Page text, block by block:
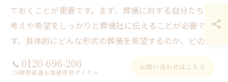
ておくことが重要です。まず、葬儀に対する自分たちの
考えや希望をしっかりと葬儀社に伝えることが必要で
す。具体的にどんな形式の葬儀を希望するのか、どのよ
は最適な提案を行いやすくなります。また、過去に行わ
0120-696-206
24時間直通お客様専用ダイヤル
お問い合わせはこちら